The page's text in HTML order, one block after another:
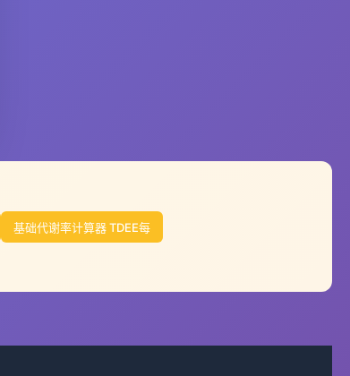
基础代谢率计算器 TDEE每